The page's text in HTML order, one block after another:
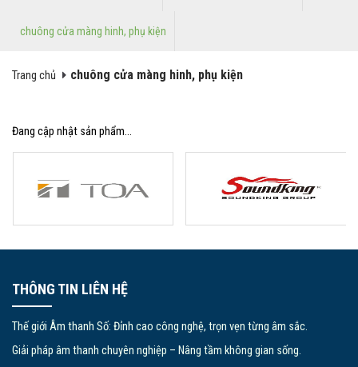
chuông cửa màng hinh, phụ kiện
Trang chủ chuông cửa màng hinh, phụ kiện
Đang cập nhật sản phẩm...
THÔNG TIN LIÊN HỆ
Thế giới Âm thanh Số: Đỉnh cao công nghệ, trọn vẹn từng âm sắc.
Giải pháp âm thanh chuyên nghiệp – Nâng tầm không gian sống.